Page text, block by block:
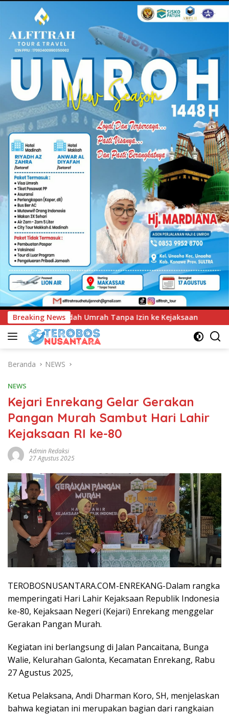
Breaking News
Izin ke Kejaksaan UNIMEN Tambah Delapan
Beranda NEWS
NEWS
Kejari Enrekang Gelar Gerakan
Pangan Murah Sambut Hari Lahir
Kejaksaan RI ke-80
Admin Redaksi
27 Agustus 2025
TEROBOSNUSANTARA.COM-ENREKANG-Dalam rangka
memperingati Hari Lahir Kejaksaan Republik Indonesia
ke-80, Kejaksaan Negeri (Kejari) Enrekang menggelar
Gerakan Pangan Murah.
Kegiatan ini berlangsung di Jalan Pancaitana, Bunga
Walie, Kelurahan Galonta, Kecamatan Enrekang, Rabu
27 Agustus 2025,
Ketua Pelaksana, Andi Dharman Koro, SH, menjelaskan
bahwa kegiatan ini merupakan bagian dari rangkaian